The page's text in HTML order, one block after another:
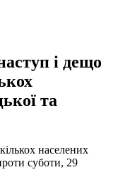
і дещо
та
населених
суботи, 29